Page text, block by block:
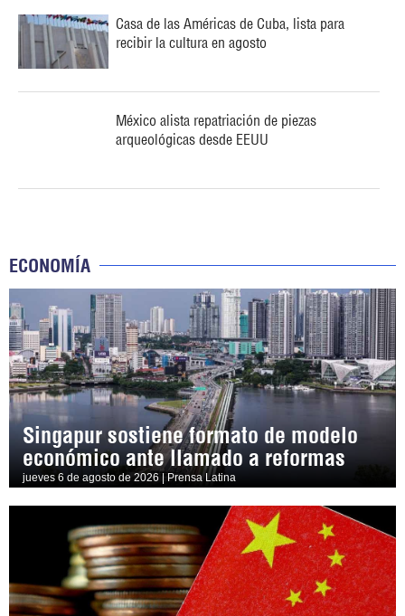
Casa de las Américas de Cuba, lista para
recibir la cultura en agosto
México alista repatriación de piezas
arqueológicas desde EEUU
ECONOMÍA
Singapur sostiene formato de modelo
económico ante llamado a reformas
jueves 6 de agosto de 2026 | Prensa Latina